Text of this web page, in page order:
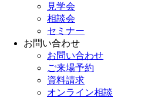
見学会
相談会
セミナー
お問い合わせ
お問い合わせ
ご来場予約
資料請求
オンライン相談